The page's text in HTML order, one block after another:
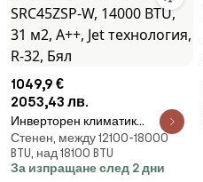
1049,9 €
2053,43 лв.
Инверторен климатик
Mitsubishi Heavy Industries
SRK45ZSP-W + SRC45ZSP-W,
14000 BTU, 31 м2, A++, Jet
Стенен, между 12100-18000
BTU, над 18100 BTU
За изпращане след 2 дни